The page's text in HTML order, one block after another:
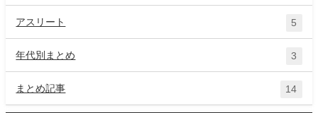
アスリート 5
年代別まとめ 3
まとめ記事 14